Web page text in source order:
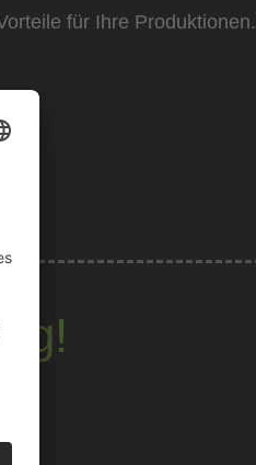
für Ihre Produktionen.